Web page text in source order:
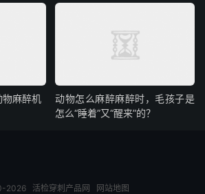
物麻醉机
动物怎么麻醉麻醉时，毛孩子是
怎么“睡着”又“醒来”的？
2026 活检穿刺产品网 网站地图